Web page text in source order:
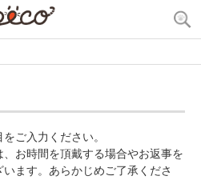
ご入力ください。
お時間を頂戴する場合やお返事を
ます。あらかじめご了承くださ